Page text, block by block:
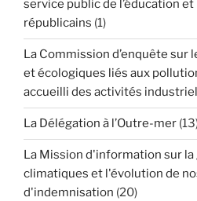
service public de l’éducation
républicains (1)
La Commission d’enquête sur
et écologiques liés aux
accueilli des activités
La Délégation à l’Outre-mer
La Mission d'information sur
climatiques et l'évolution de
d'indemnisation (20)